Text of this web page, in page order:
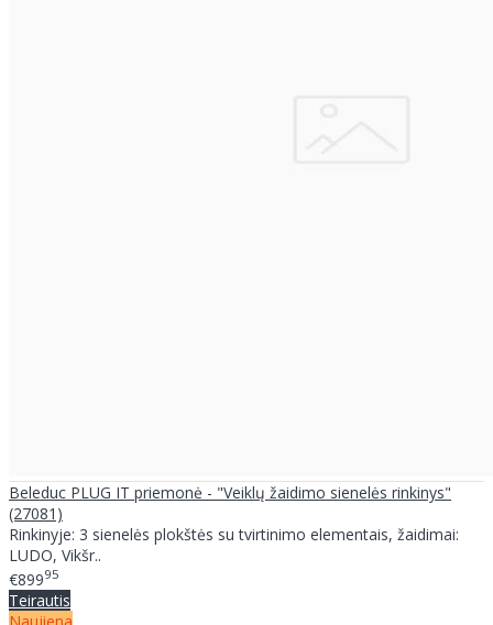
Beleduc PLUG IT priemonė - "Veiklų žaidimo sienelės rinkinys"
(27081)
Rinkinyje: 3 sienelės plokštės su tvirtinimo elementais, žaidimai:
LUDO, Vikšr..
€89995
Teirautis